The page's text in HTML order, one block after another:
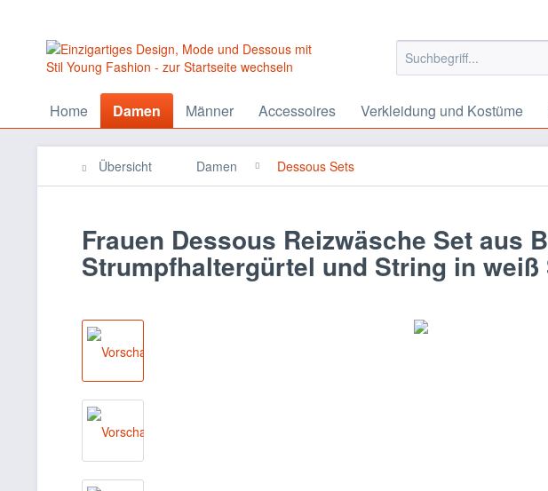
Home Damen Männer Accessoires Verkleidung und Kostüme
Übersicht Damen Dessous Sets
Frauen Dessous Reizwäsche Set aus
Strumpfhaltergürtel und String in weiß